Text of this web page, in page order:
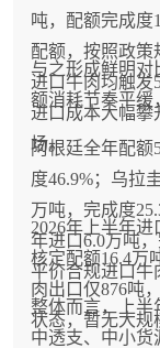
吨，配额完成度
配额，按照政策
进口牛肉均触发
进口成本大幅攀
场。
与之形成鲜明对
额消耗节奏平缓
阿根廷全年配额
度46.9%；乌拉
万吨，完成度
年进口6.0万吨
平价合规进口牛
2026年上半年
核定配额16.4万
肉出口仅876吨
状态，暂无大规
整体而言，上半
中透支、中小货